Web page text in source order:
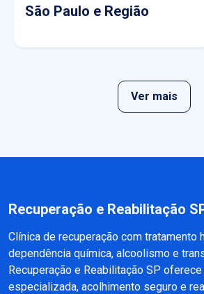
São Paulo e Região
Ver mais
Recuperação e Reabilitação
Clínica de recuperação com tratamento
dependência química, alcoolismo e
Recuperação e Reabilitação SP
especializada, acolhimento seguro e